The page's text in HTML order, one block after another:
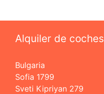
Alquiler de coches
Bulgaria
Sofia 1799
Sveti Kipriyan 279